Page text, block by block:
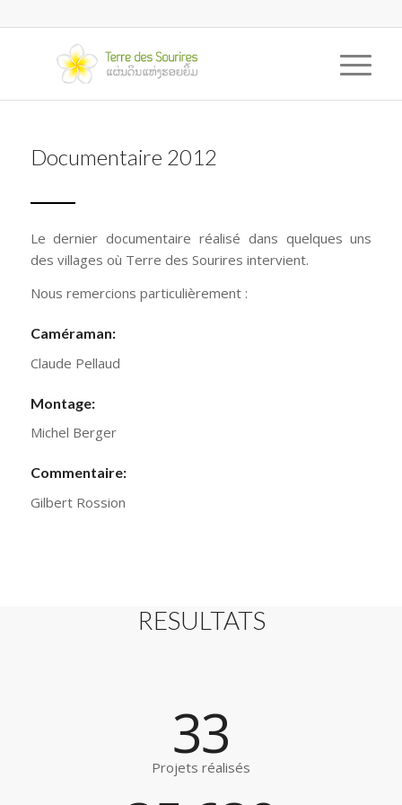
Documentaire 2012
Le dernier documentaire réalisé dans quelques uns
des villages où Terre des Sourires intervient.
Nous remercions particulièrement :
Caméraman:
Claude Pellaud
Montage:
Michel Berger
Commentaire:
Gilbert Rossion
RESULTATS
33
Projets réalisés